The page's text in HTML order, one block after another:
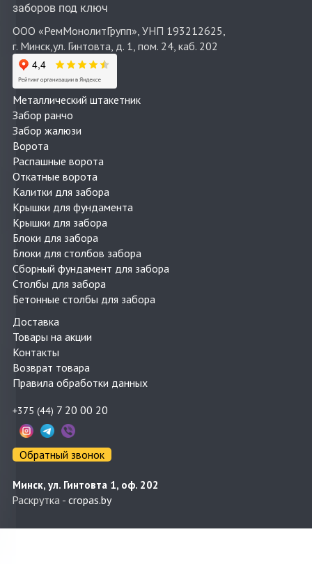
заборов под ключ
ООО «РемМонолитГрупп», УНП 193212625,
г. Минск,ул. Гинтовта, д. 1, пом. 24, каб. 202
Металлический штакетник
Забор ранчо
Забор жалюзи
Ворота
Распашные ворота
Откатные ворота
Калитки для забора
Крышки для фундамента
Крышки для забора
Блоки для забора
Блоки для столбов забора
Сборный фундамент для забора
Столбы для забора
Бетонные столбы для забора
Доставка
Товары на акции
Контакты
Возврат товара
Правила обработки данных
+375 (44) 7 20 00 20
Обратный звонок
Минск, ул. Гинтовта 1, оф. 202
Раскрутка - cropas.by